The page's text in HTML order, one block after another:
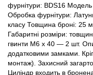
фурнітури: BDS16
Обробка фурнітури:
класу Товщина броні: 25
Габаритні розміри:
гвинти М6 х 40 — 2 шт.
додатковими замками.
монтаж). Захисний
Циліндр входить в